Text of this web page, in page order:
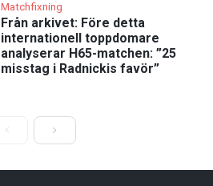
Matchfixning
Från arkivet: Före detta
internationell toppdomare
analyserar H65-matchen: ”25
misstag i Radnickis favör”